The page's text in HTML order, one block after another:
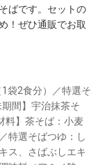
ばです。セットの
！ぜひ通販でお取
袋2食分）／特選そ
間】宇治抹茶そ
料】茶そば：小麦
特選そばつゆ：し
ス、さばぶしエキ